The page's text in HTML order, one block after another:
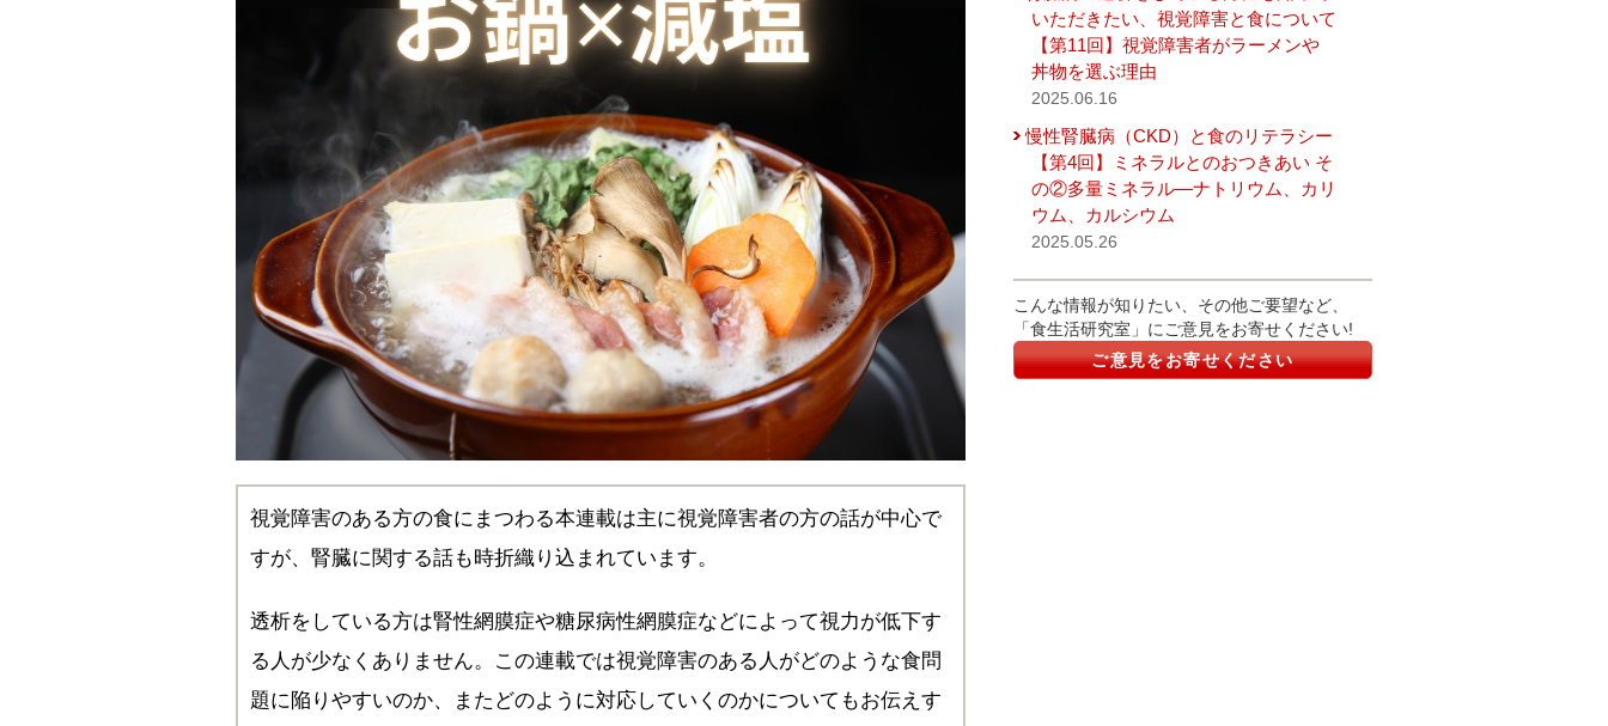
視覚障害のある方の食にまつわる本連載は主に視覚障害者の方の話が中心で
すが、腎臓に関する話も時折織り込まれています。
透析をしている方は腎性網膜症や糖尿病性網膜症などによって視力が低下す
る人が少なくありません。この連載では視覚障害のある人がどのような食問
題に陥りやすいのか、またどのように対応していくのかについてもお伝えす
いただきたい、視覚障害と食について
【第11回】視覚障害者がラーメンや
丼物を選ぶ理由
2025.06.16
慢性腎臓病（CKD）と食のリテラシー
【第4回】ミネラルとのおつきあい そ
の②多量ミネラル―ナトリウム、カリ
ウム、カルシウム
2025.05.26
こんな情報が知りたい、その他ご要望など、
「食生活研究室」にご意見をお寄せください!
ご意見をお寄せください